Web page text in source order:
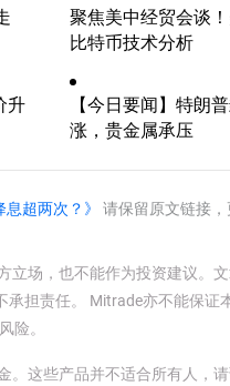
聚焦美中经贸会谈
比特币技术分析
升
【今日要闻】特朗
涨，贵金属承压
超两次？》 请保留原文链接
场，也不能作为投资建议。
担责任。 Mitrade亦不能保证
险。
这些产品并不适合所有人，请